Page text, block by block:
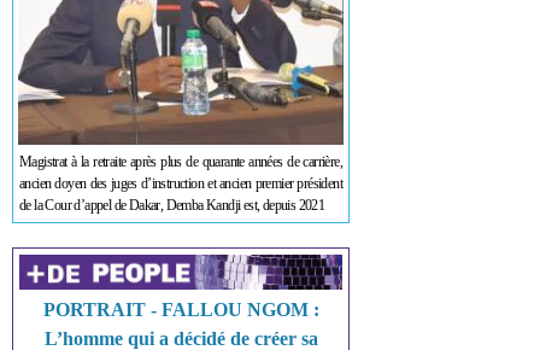
Magistrat à la retraite après plus de quarante années de carrière,
ancien doyen des juges d’instruction et ancien premier président
de la Cour d’appel de Dakar, Demba Kandji est, depuis 2021
PORTRAIT - FALLOU NGOM :
L’homme qui a décidé de créer sa